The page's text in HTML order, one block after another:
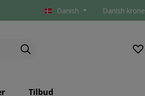
Danish Danish krone
Tilbud